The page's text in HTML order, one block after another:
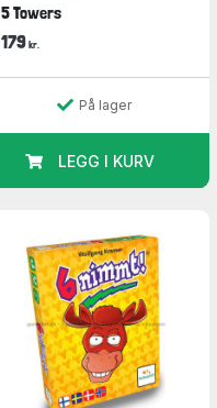
5 Towers
179kr.
På lager
LEGG I KURV